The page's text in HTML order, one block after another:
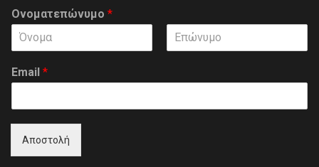
Ονοματεπώνυμο *
i
rEmail *
Αποστολή